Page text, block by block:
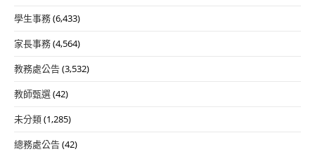
學生事務(6,433)
家長事務(4,564)
教務處公告(3,532)
教師甄選(42)
未分類(1,285)
總務處公告(42)